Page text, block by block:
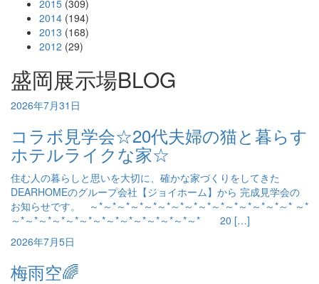
2015 (309)
2014 (194)
2013 (168)
2012 (29)
盛岡展示場BLOG
2026年7月31日
コラボ見学会☆20代夫婦の猫と暮らす
ホテルライクな家☆
住む人の暮らしと思いを大切に、確かな家づくりをしてきた
DEARHOMEのグループ会社【ジョイホーム】から 完成見学会の
お知らせです。 ～*～*～*～*～*～*～*～*～*～*～*～*～*～*～* ～*
～*～*～*～*～*～*～*～*～*～*～*～*～*～* 20 […]
2026年7月5日
梅雨空🌈